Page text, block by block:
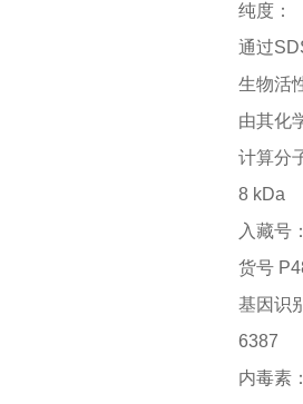
纯度：
通过
生物活
由其化
计算分
8 kDa
入藏号
货号
基因识
6387
内毒素